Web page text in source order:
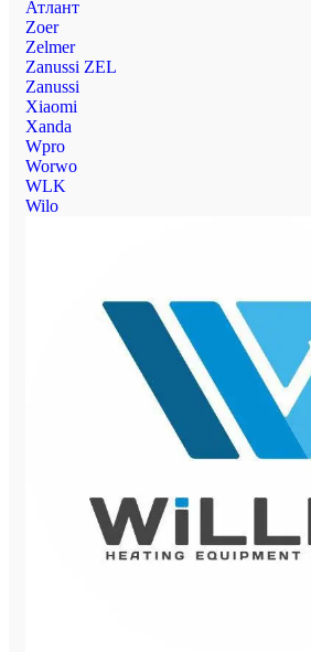
Атлант
Zoer
Zelmer
Zanussi ZEL
Zanussi
Xiaomi
Xanda
Wpro
Worwo
WLK
Wilo